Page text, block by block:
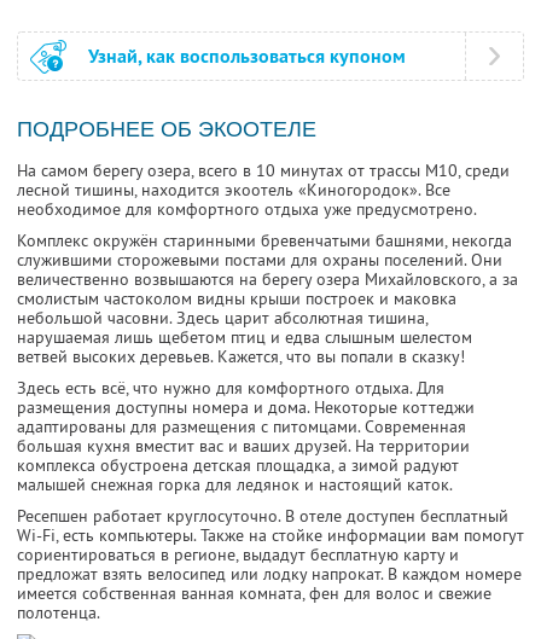
Узнай, как воспользоваться купоном
ПОДРОБНЕЕ ОБ ЭКООТЕЛЕ
На самом берегу озера, всего в 10 минутах от трассы М10, среди
лесной тишины, находится экоотель «Киногородок». Все
необходимое для комфортного отдыха уже предусмотрено.
Комплекс окружён старинными бревенчатыми башнями, некогда
служившими сторожевыми постами для охраны поселений. Они
величественно возвышаются на берегу озера Михайловского, а за
смолистым частоколом видны крыши построек и маковка
небольшой часовни. Здесь царит абсолютная тишина,
нарушаемая лишь щебетом птиц и едва слышным шелестом
ветвей высоких деревьев. Кажется, что вы попали в сказку!
Здесь есть всё, что нужно для комфортного отдыха. Для
размещения доступны номера и дома. Некоторые коттеджи
адаптированы для размещения с питомцами. Современная
большая кухня вместит вас и ваших друзей. На территории
комплекса обустроена детская площадка, а зимой радуют
малышей снежная горка для ледянок и настоящий каток.
Ресепшен работает круглосуточно. В отеле доступен бесплатный
Wi-Fi, есть компьютеры. Также на стойке информации вам помогут
сориентироваться в регионе, выдадут бесплатную карту и
предложат взять велосипед или лодку напрокат. В каждом номере
имеется собственная ванная комната, фен для волос и свежие
полотенца.